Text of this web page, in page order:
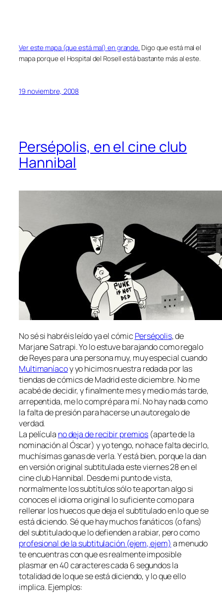
Ver este mapa (que está mal) en grande. Digo que está mal el
mapa porque el Hospital del Rosell está bastante más al este.
19 noviembre, 2008
Persépolis, en el cine club
Hannibal
No sé si habréis leído ya el cómic Persépolis, de
Marjane Satrapi. Yo lo estuve barajando como regalo
de Reyes para una persona muy, muy especial cuando
Multimaníacoy yo hicimos nuestra redada por las
tiendas de cómics de Madrid este diciembre. No me
acabé de decidir, y finalmente mes y medio más tarde,
arrepentida, me lo compré para mí. No hay nada como
la falta de presión para hacerse un autoregalo de
verdad.
La película no deja de recibir premios (aparte de la
nominación al Óscar) y yo tengo, no hace falta decirlo,
muchísimas ganas de verla. Y está bien, porque la dan
en versión original subtitulada este viernes 28 en el
cine club Hannibal. Desde mi punto de vista,
normalmente los subtítulos sólo te aportan algo si
conoces el idioma original lo suficiente como para
rellenarlos huecos que deja el subtitulado en lo que se
está diciendo. Sé que hay muchos fanáticos (o fans)
del subtitulado que lo defienden a rabiar, pero como
profesional de la subtitulación (ejem, ejem) a menudo
te encuentras con que es realmente imposible
plasmar en 40 caracteres cada 6 segundos la
totalidad de lo que se está diciendo, y lo que ello
implica. Ejemplos: